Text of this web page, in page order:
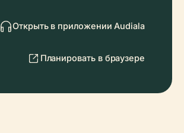
Открыть в приложении Audiala
Планировать в браузере